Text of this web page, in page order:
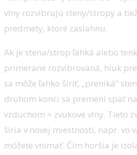
vlny rozvibrujú steny/stropy a
predmety, ktoré zasiahnu.
Ak je stena/strop ľahká alebo
primerane rozvibrovaná, hluk
sa môže ľahko šíriť, „preniká“
druhom konci sa premení späť
vzduchom = zvukové vlny. Tieto
šíria v novej miestnosti, napr. vo
môžete vnímať. Čím horšia je